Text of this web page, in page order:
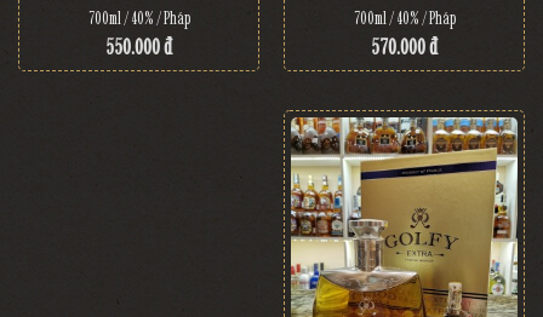
700ml / 40% / Pháp
550.000 đ
700ml / 40% / Pháp
570.000 đ